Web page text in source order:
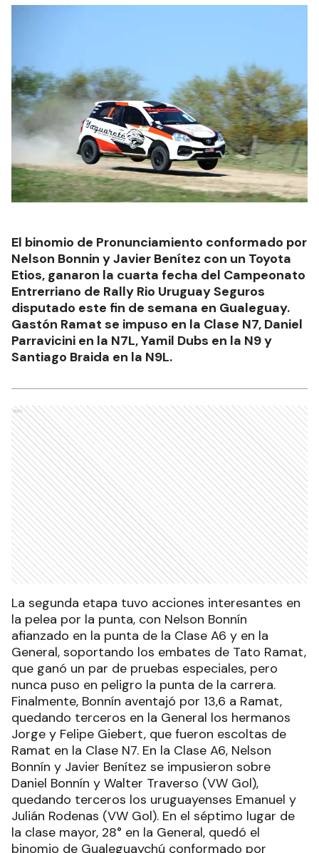
El binomio de Pronunciamiento conformado por
Nelson Bonnin y Javier Benítez con un Toyota
Etios, ganaron la cuarta fecha del Campeonato
Entrerriano de Rally Rio Uruguay Seguros
disputado este fin de semana en Gualeguay.
Gastón Ramat se impuso en la Clase N7, Daniel
Parravicini en la N7L, Yamil Dubs en la N9 y
Santiago Braida en la N9L.
Ads
La segunda etapa tuvo acciones interesantes en
la pelea por la punta, con Nelson Bonnín
afianzado en la punta de la Clase A6 y en la
General, soportando los embates de Tato Ramat,
que ganó un par de pruebas especiales, pero
nunca puso en peligro la punta de la carrera.
Finalmente, Bonnín aventajó por 13,6 a Ramat,
quedando terceros en la General los hermanos
Jorge y Felipe Giebert, que fueron escoltas de
Ramat en la Clase N7. En la Clase A6, Nelson
Bonnín y Javier Benítez se impusieron sobre
Daniel Bonnín y Walter Traverso (VW Gol),
quedando terceros los uruguayenses Emanuel y
Julián Rodenas (VW Gol). En el séptimo lugar de
la clase mayor, 28° en la General, quedó el
binomio de Gualeguaychú conformado por